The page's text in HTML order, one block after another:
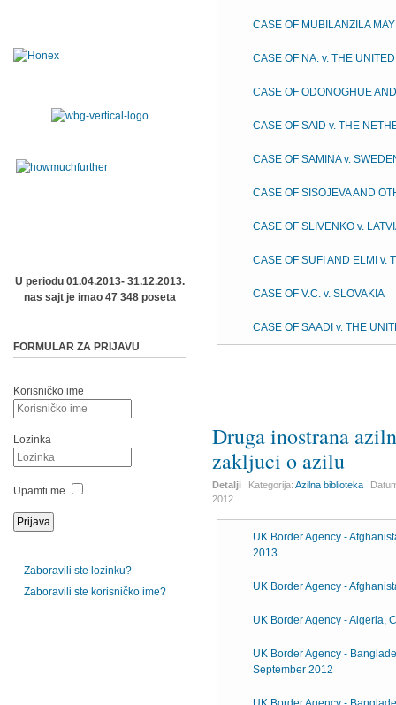
CASE OF MUBILANZILA
CASE OF NA. v. THE
CASE OF ODONOGHUE
CASE OF SAID v. THE
CASE OF SAMINA v.
CASE OF SISOJEVA AND
CASE OF SLIVENKO v.
CASE OF SUFI AND ELMI v.
CASE OF V.C. v. SLOVAKIA
CASE OF SAADI v. THE
Druga inostrana
zakljuci o azilu
Detalji Kategorija:Azilna biblioteka
2012
UK Border Agency -
2013
UK Border Agency -
UK Border Agency - Algeria,
UK Border Agency -
September 2012
U periodu 01.04.2013- 31.12.2013.
nas sajt je imao 47 348 poseta
FORMULAR ZA PRIJAVU
Korisničko ime
Lozinka
Upamti me
Zaboravili ste lozinku?
Zaboravili ste korisničko ime?